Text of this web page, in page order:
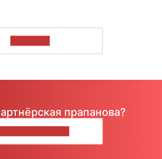
прапанова?